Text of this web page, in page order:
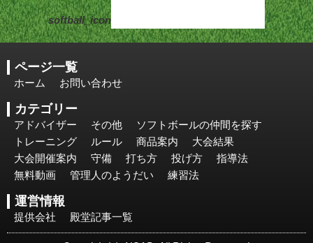
softball_icon
ページ一覧
ホーム お問い合わせ
カテゴリー
アドバイザー その他
ソフトボールの仲間を探す
トレーニング
ルール 商品案内
大会結果
大会開催案内
守備 打ち方 投げ方
指導法
無料動画
管理人のようだい 練習法
運営情報
提供会社 殿堂記事一覧